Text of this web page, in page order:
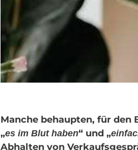
Manche behaupten, für den
„es im Blut haben“ und „
Abhalten von